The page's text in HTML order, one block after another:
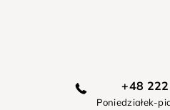
+48
Poniedziałek-